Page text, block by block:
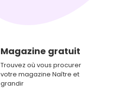
Magazine gratuit
Trouvez où vous procurer
votre magazine Naître et
grandir